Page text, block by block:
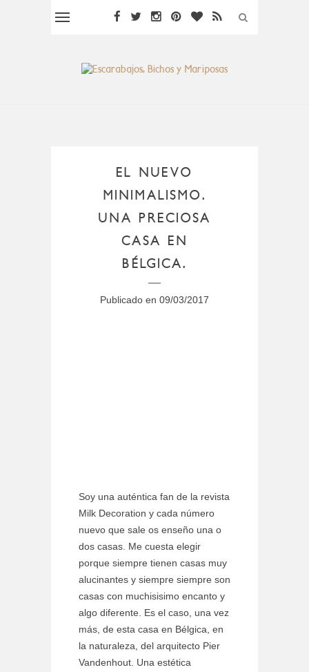
EL NUEVO
MINIMALISMO.
UNA PRECIOSA
CASA EN
BÉLGICA.
Publicado en 09/03/2017
Soy una auténtica fan de la revista
Milk Decoration y cada número
nuevo que sale os enseño una o
dos casas. Me cuesta elegir
porque siempre tienen casas muy
alucinantes y siempre siempre son
casas con muchisisimo encanto y
algo diferente. Es el caso, una vez
más, de esta casa en Bélgica, en
la naturaleza, del arquitecto Pier
Vandenhout. Una estética